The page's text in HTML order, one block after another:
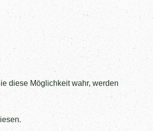
diese Möglichkeit wahr, werden